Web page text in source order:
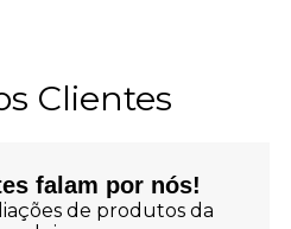
Clientes
falam por nós!
de produtos da